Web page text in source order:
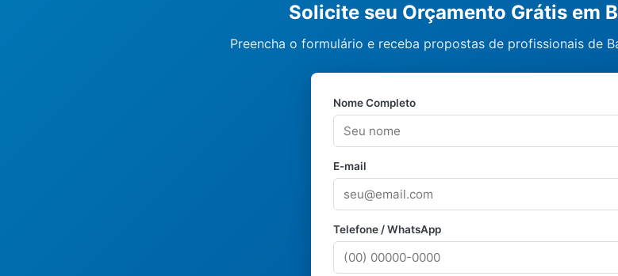
Solicite seu Orçamento Grátis em
Preencha o formulário e receba propostas de profissionais de
Nome Completo
E-mail
Telefone / WhatsApp